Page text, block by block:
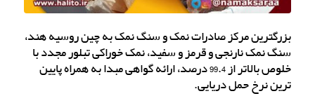
بزرگترین مرکز صادرات نمک و سنگ نمک به چین روسیه هند،
سنگ نمک نارنجی و قرمز و سفید، نمک خوراکی تبلور مجدد با
خلوص بالاتر از 99.4 درصد، ارائه گواهی مبدا به همراه پایین
ترین نرخ حمل دریایی.